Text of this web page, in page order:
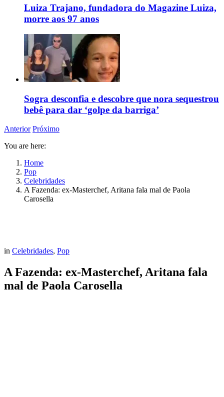
Luiza Trajano, fundadora do Magazine Luiza,
morre aos 97 anos
Sogra desconfia e descobre que nora sequestrou
bebê para dar ‘golpe da barriga’
Anterior Próximo
You are here:
Home
Pop
Celebridades
A Fazenda: ex-Masterchef, Aritana fala mal de Paola
Carosella
in Celebridades, Pop
A Fazenda: ex-Masterchef, Aritana fala
mal de Paola Carosella